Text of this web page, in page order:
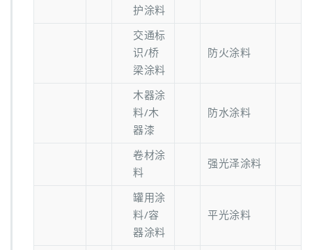
护涂料
交通标
识/桥
梁涂料
防火涂料
木器涂
料/木
器漆
防水涂料
卷材涂
料
强光泽涂料
罐用涂
料/容
器涂料
平光涂料